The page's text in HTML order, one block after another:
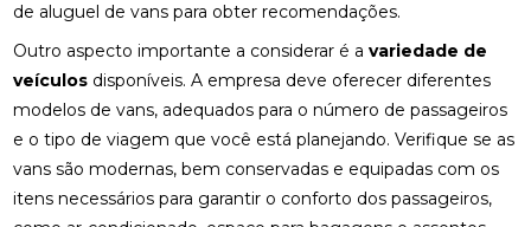
de aluguel de vans para obter recomendações.
Outro aspecto importante a considerar é avariedade de
veículos disponíveis. A empresa deve oferecer diferentes
modelos de vans, adequados para o número de passageiros
e o tipo de viagem que você está planejando. Verifique se as
vans são modernas, bem conservadas e equipadas com os
itens necessários para garantir o conforto dos passageiros,